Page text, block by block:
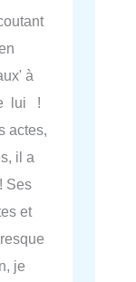
à
lui !
actes,
il a
Ses
et
je